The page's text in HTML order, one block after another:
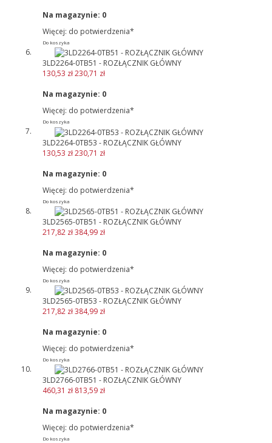
Na magazynie: 0
Więcej: do potwierdzenia*
Do koszyka
3LD2264-0TB51 - ROZŁĄCZNIK GŁÓWNY
130,53 zł230,71 zł
Na magazynie: 0
Więcej: do potwierdzenia*
Do koszyka
3LD2264-0TB53 - ROZŁĄCZNIK GŁÓWNY
130,53 zł230,71 zł
Na magazynie: 0
Więcej: do potwierdzenia*
Do koszyka
3LD2565-0TB51 - ROZŁĄCZNIK GŁÓWNY
217,82 zł384,99 zł
Na magazynie: 0
Więcej: do potwierdzenia*
Do koszyka
3LD2565-0TB53 - ROZŁĄCZNIK GŁÓWNY
217,82 zł384,99 zł
Na magazynie: 0
Więcej: do potwierdzenia*
Do koszyka
3LD2766-0TB51 - ROZŁĄCZNIK GŁÓWNY
460,31 zł 813,59 zł
Na magazynie: 0
Więcej: do potwierdzenia*
Do koszyka